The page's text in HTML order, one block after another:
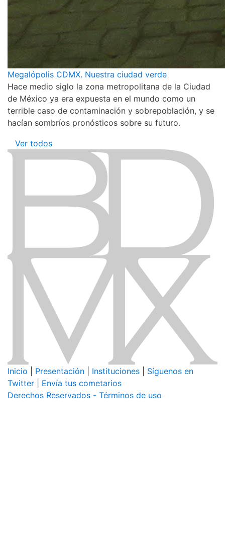
Megalópolis CDMX. Nuestra ciudad verde
Hace medio siglo la zona metropolitana de la Ciudad
de México ya era expuesta en el mundo como un
terrible caso de contaminación y sobrepoblación, y se
hacían sombríos pronósticos sobre su futuro.
Ver todos
Inicio Presentación Instituciones
Síguenos en
Twitter
Envía tus cometarios
Derechos Reservados - Términos de uso